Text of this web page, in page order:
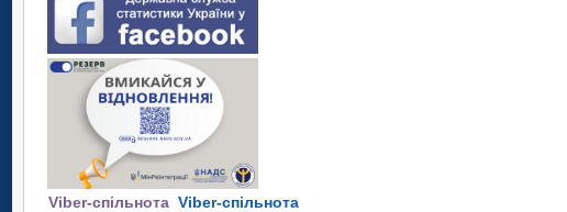
Viber-спільнота Viber-спільнота